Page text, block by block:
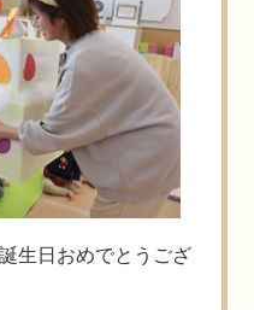
生日おめでとうござ